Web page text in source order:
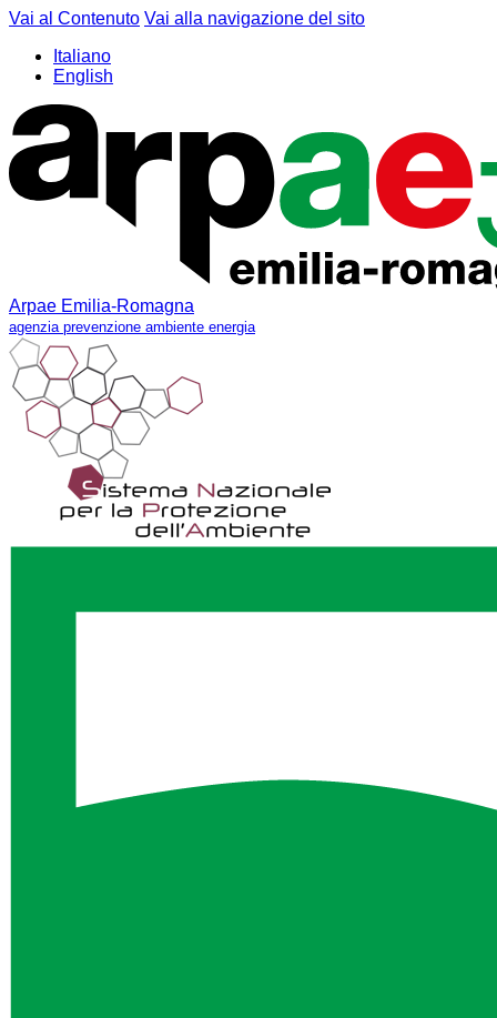
Vai al Contenuto Vai alla navigazione del sito
Italiano
English
Arpae Emilia-Romagna
agenzia prevenzione ambiente energia